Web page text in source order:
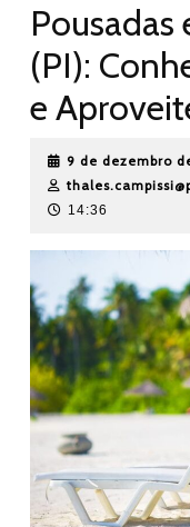
Pousadas
(PI):
e
9 de dezembro
14:36